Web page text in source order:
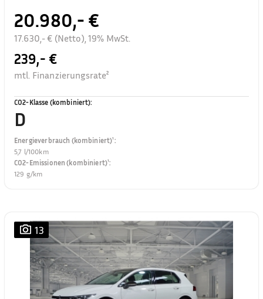
20.980,- €
17.630,- € (Netto), 19% MwSt.
239,- €
mtl. Finanzierungsrate²
CO2-Klasse (kombiniert):
D
Energieverbrauch (kombiniert)¹:
5,7 l/100km
CO2-Emissionen (kombiniert)¹:
129 g/km
13